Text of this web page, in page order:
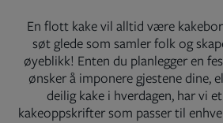
En flott kake vil alltid være
søt glede som samler folk og
øyeblikk! Enten du planlegger en
ønsker å imponere gjestene dine,
deilig kake i hverdagen, har vi
kakeoppskrifter som passer til